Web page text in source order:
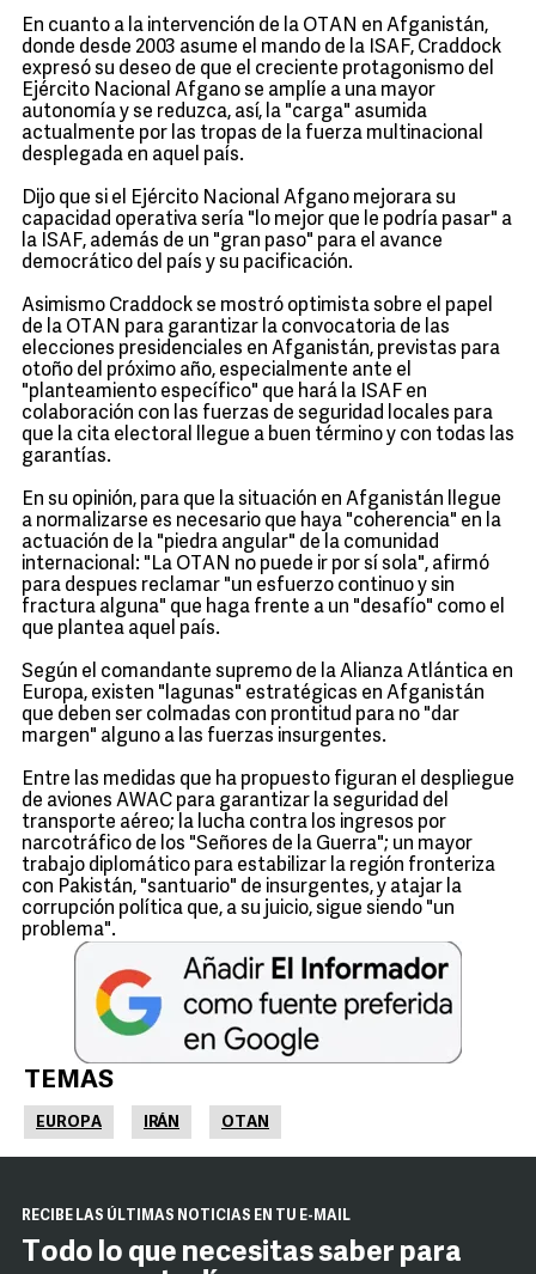
En cuanto a la intervención de la OTAN en Afganistán,
donde desde 2003 asume el mando de la ISAF, Craddock
expresó su deseo de que el creciente protagonismo del
Ejército Nacional Afgano se amplíe a una mayor
autonomía y se reduzca, así, la "carga" asumida
actualmente por las tropas de la fuerza multinacional
desplegada en aquel país.
Dijo que si el Ejército Nacional Afgano mejorara su
capacidad operativa sería "lo mejor que le podría pasar" a
la ISAF, además de un "gran paso" para el avance
democrático del país y su pacificación.
Asimismo Craddock se mostró optimista sobre el papel
de la OTAN para garantizar la convocatoria de las
elecciones presidenciales en Afganistán, previstas para
otoño del próximo año, especialmente ante el
"planteamiento específico" que hará la ISAF en
colaboración con las fuerzas de seguridad locales para
que la cita electoral llegue a buen término y con todas las
garantías.
En su opinión, para que la situación en Afganistán llegue
a normalizarse es necesario que haya "coherencia" en la
actuación de la "piedra angular" de la comunidad
internacional: "La OTAN no puede ir por sí sola", afirmó
para despues reclamar "un esfuerzo continuo y sin
fractura alguna" que haga frente a un "desafío" como el
que plantea aquel país.
Según el comandante supremo de la Alianza Atlántica en
Europa, existen "lagunas" estratégicas en Afganistán
que deben ser colmadas con prontitud para no "dar
margen" alguno a las fuerzas insurgentes.
Entre las medidas que ha propuesto figuran el despliegue
de aviones AWAC para garantizar la seguridad del
transporte aéreo; la lucha contra los ingresos por
narcotráfico de los "Señores de la Guerra"; un mayor
trabajo diplomático para estabilizar la región fronteriza
con Pakistán, "santuario" de insurgentes, y atajar la
corrupción política que, a su juicio, sigue siendo "un
problema".
TEMAS
EUROPA IRÁN OTAN
RECIBE LAS ÚLTIMAS NOTICIAS EN TU E-MAIL
Todo lo que necesitas saber para